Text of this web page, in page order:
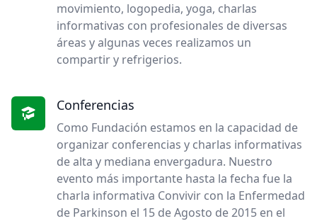
movimiento, logopedia, yoga, charlas
informativas con profesionales de diversas
áreas y algunas veces realizamos un
compartir y refrigerios.
Conferencias
Como Fundación estamos en la capacidad de
organizar conferencias y charlas informativas
de alta y mediana envergadura. Nuestro
evento más importante hasta la fecha fue la
charla informativa Convivir con la Enfermedad
de Parkinson el 15 de Agosto de 2015 en el